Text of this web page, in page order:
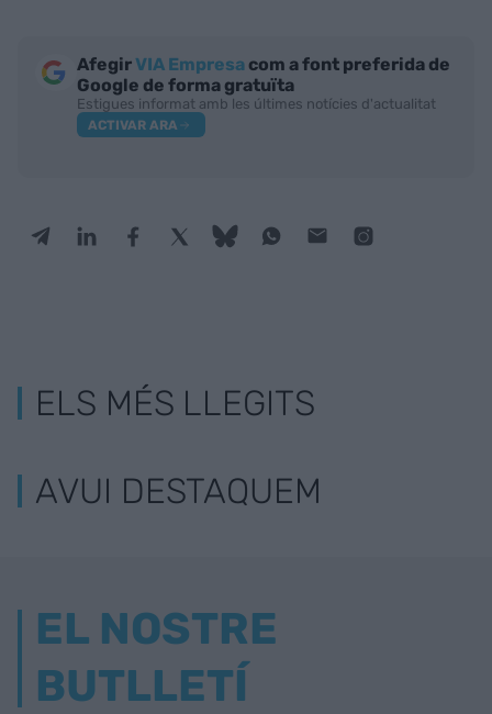
AfegirVIA Empresa com a font preferida de
Google de forma gratuïta
Estigues informat amb les últimes notícies d'actualitat
ACTIVAR ARA
ELS MÉS LLEGITS
AVUI DESTAQUEM
EL NOSTRE
BUTLLETÍ